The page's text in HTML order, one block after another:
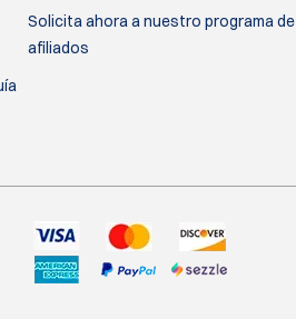
Solicita ahora a nuestro programa de
afiliados